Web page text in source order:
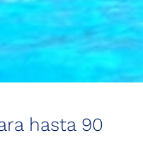
hasta 90